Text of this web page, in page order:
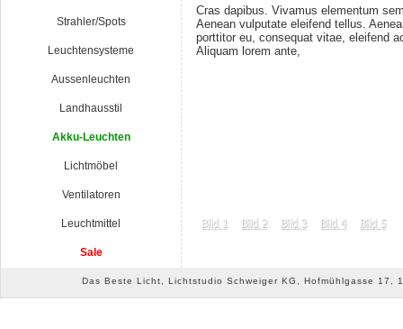
Strahler/Spots
Leuchtensysteme
Aussenleuchten
Landhausstil
Akku-Leuchten
Lichtmöbel
Ventilatoren
Leuchtmittel
Sale
Cras dapibus. Vivamus elementum
Aenean vulputate eleifend tellus.
porttitor eu, consequat vitae, eleifend
Aliquam lorem ante,
Das Beste Licht, Lichtstudio Schweiger KG, Hofmühlgasse